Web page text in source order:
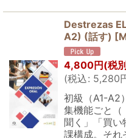
Destrezas
A2) (話す) [
4,800円(税
(税込: 5,280
初級（A1-A2
集機能ごと（
聞く」「買い
課構成。それ